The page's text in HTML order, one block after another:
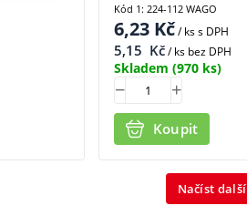
6,23Kč/ kss DPH
5,15 Kč/ ks bez DPH
Skladem (970 ks)
Koupit
Kód 1: 224-112 WAGO
Načíst další